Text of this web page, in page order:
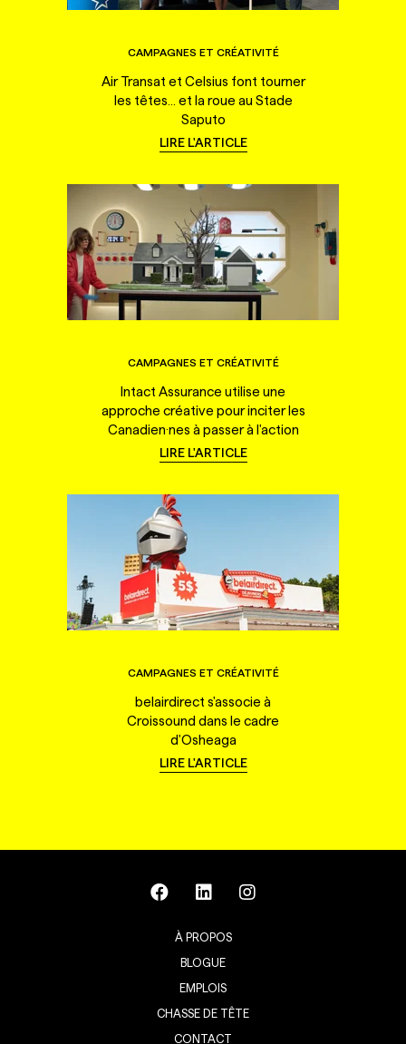
CAMPAGNES ET CRÉATIVITÉ
Air Transat et Celsius font tourner
les têtes... et la roue au Stade
Saputo
LIRE L'ARTICLE
CAMPAGNES ET CRÉATIVITÉ
Intact Assurance utilise une
approche créative pour inciter les
Canadien·nes à passer à l'action
LIRE L'ARTICLE
CAMPAGNES ET CRÉATIVITÉ
belairdirect s'associe à
Croissound dans le cadre
d'Osheaga
LIRE L'ARTICLE
À PROPOS
BLOGUE
EMPLOIS
CHASSE DE TÊTE
CONTACT